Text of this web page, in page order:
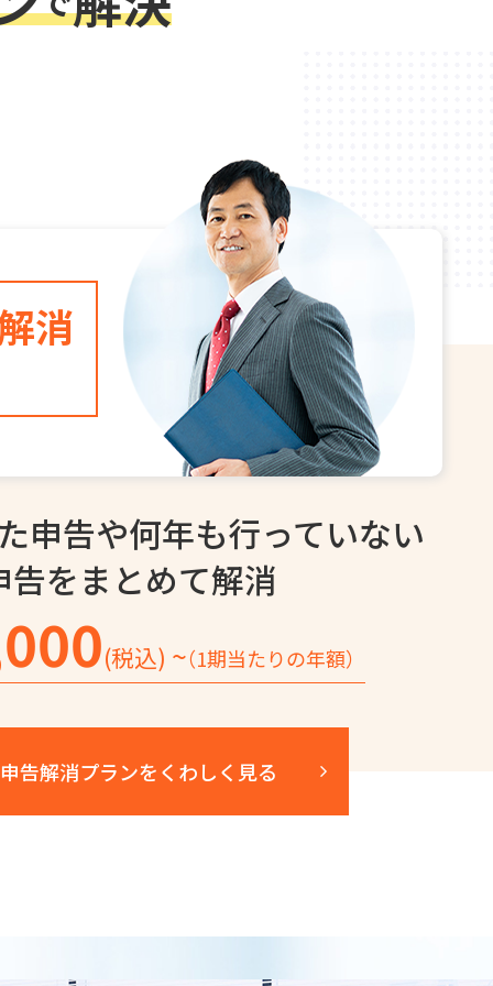
消
申告や何年も行っていない
告をまとめて解消
(税込) ~
（1期当たりの年額）
告解消プランをくわしく見る